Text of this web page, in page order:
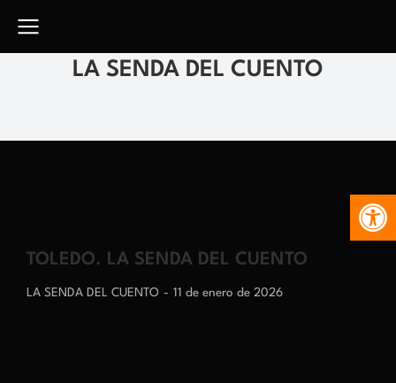
LA SENDA DEL CUENTO
TOLEDO. LA SENDA DEL CUENTO
LA SENDA DEL CUENTO 11 de enero de 2026